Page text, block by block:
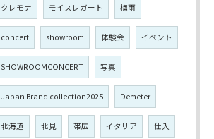
クレモナ モイスレガート 梅雨
concert showroom 体験会 イベント
SHOWROOMCONCERT 写真
Japan Brand collection2025 Demeter
北海道 北見 帯広 イタリア 仕入